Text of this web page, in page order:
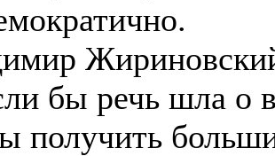
бы речь шла о
получить